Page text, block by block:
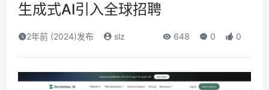
生成式AI引入全球招聘
2年前 (2024)发布 slz 648 0 0